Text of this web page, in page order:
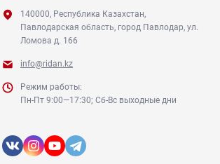
140000, Республика Казахстан,
Павлодарская область, город Павлодар, ул.
Ломова д. 166
info@ridan.kz
Режим работы:
Пн-Пт 9:00—17:30; Сб-Вс выходные дни